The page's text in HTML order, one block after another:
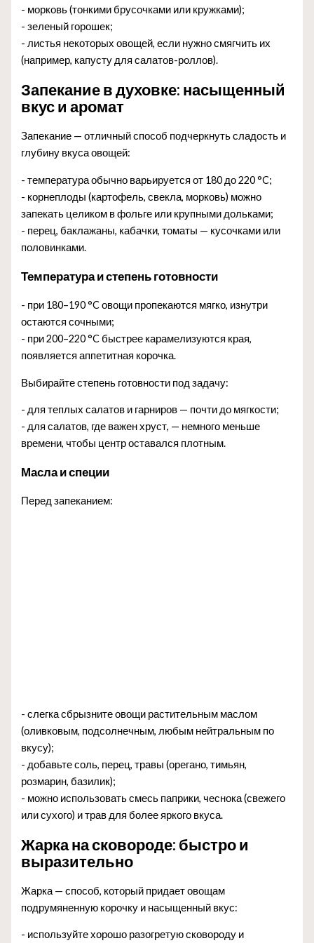
- морковь (тонкими брусочками или кружками);
- зеленый горошек;
- листья некоторых овощей, если нужно смягчить их
(например, капусту для салатов-роллов).
Запекание в духовке: насыщенный
вкус и аромат
Запекание — отличный способ подчеркнуть сладость и
глубину вкуса овощей:
- температура обычно варьируется от 180 до 220 °C;
- корнеплоды (картофель, свекла, морковь) можно
запекать целиком в фольге или крупными дольками;
- перец, баклажаны, кабачки, томаты — кусочками или
половинками.
Температура и степень готовности
- при 180–190 °C овощи пропекаются мягко, изнутри
остаются сочными;
- при 200–220 °C быстрее карамелизуются края,
появляется аппетитная корочка.
Выбирайте степень готовности под задачу:
- для теплых салатов и гарниров — почти до мягкости;
- для салатов, где важен хруст, — немного меньше
времени, чтобы центр оставался плотным.
Масла и специи
Перед запеканием:
- слегка сбрызните овощи растительным маслом
(оливковым, подсолнечным, любым нейтральным по
вкусу);
- добавьте соль, перец, травы (орегано, тимьян,
розмарин, базилик);
- можно использовать смесь паприки, чеснока (свежего
или сухого) и трав для более яркого вкуса.
Жарка на сковороде: быстро и
выразительно
Жарка — способ, который придает овощам
подрумяненную корочку и насыщенный вкус:
- используйте хорошо разогретую сковороду и